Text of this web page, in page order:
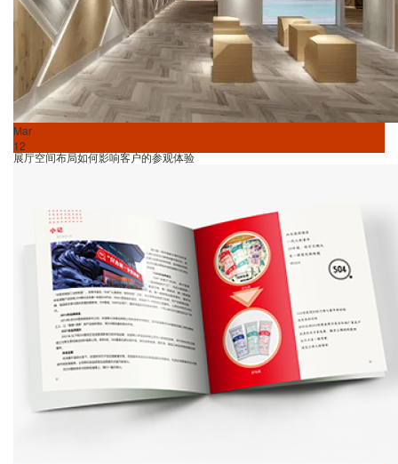
Mar
12
展厅空间布局如何影响客户的参观体验